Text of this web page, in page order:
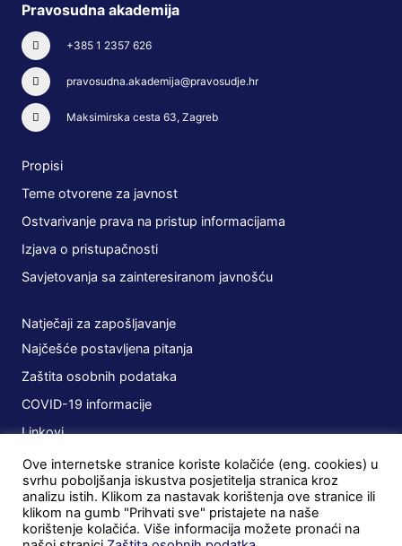
Pravosudna akademija
+385 1 2357 626
pravosudna.akademija@pravosudje.hr
Maksimirska cesta 63, Zagreb
Propisi
Teme otvorene za javnost
Ostvarivanje prava na pristup informacijama
Izjava o pristupačnosti
Savjetovanja sa zainteresiranom javnošću
Natječaji za zapošljavanje
Najčešće postavljena pitanja
Zaštita osobnih podataka
COVID-19 informacije
Linkovi
Planovi
Javna nabava
Ugovori
Ove internetske stranice koriste kolačiće (eng. cookies) u
svrhu poboljšanja iskustva posjetitelja stranica kroz
analizu istih. Klikom za nastavak korištenja ove stranice ili
klikom na gumb "Prihvati sve" pristajete na naše
korištenje kolačića. Više informacija možete pronaći na